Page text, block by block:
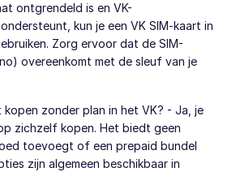
ontgrendeld is en VK-
kun je een VK SIM-kaart in
Zorg ervoor dat de SIM-
overeenkomt met de sleuf van je
kopen zonder plan in het VK? - Ja, je
zichzelf kopen. Het biedt geen
toevoegt of een prepaid bundel
zijn algemeen beschikbaar in